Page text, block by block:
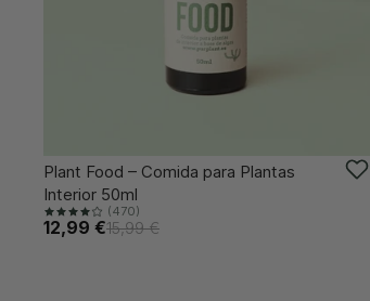
-18%
Plant Food – Comida para Plantas
Interior 50ml
(470)
12,99 €15,99 €